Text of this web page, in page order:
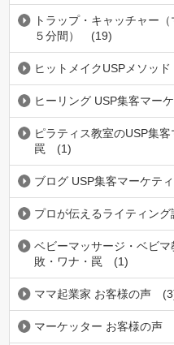
トラップ・キャッチャー
５分間）
(19)
ヒットメイクUSPメソッド
ヒーリング USP集客マー
ピラティス教室のUSP集
罠
(1)
ブログ USP集客マーケテ
プロが伝えるライティング
ベビーマッサージ・ベビ
敗・ワナ・罠
(1)
ママ起業家 お客様の声
マーケッター お客様の声